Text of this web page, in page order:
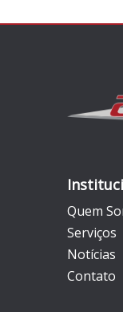
Quem
Serviços
Notícias
Contato